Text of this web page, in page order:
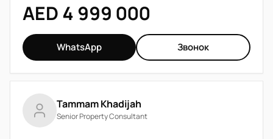
AED 4 999 000
WhatsApp Звонок
Tammam Khadijah
Senior Property Consultant